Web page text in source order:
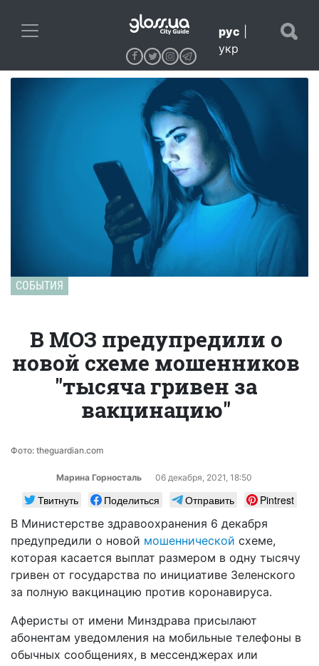
рус
укр
СОБЫТИЯ
В МОЗ предупредили о
новой схеме мошенников
"тысяча гривен за
вакцинацию"
Фото: theguardian.com
Марина Горносталь 06 декабря, 2021, 18:50
Твитнуть Поделиться Отправить
Pintrest
В Министерстве здравоохранения 6 декабря
предупредили о новой мошеннической схеме,
которая касается выплат размером в одну тысячу
гривен от государства по инициативе Зеленского
за полную вакцинацию против коронавируса.
Аферисты от имени Минздрава присылают
абонентам уведомления на мобильные телефоны в
обычных сообщениях, в мессенджерах или